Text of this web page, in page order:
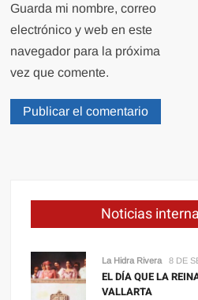
Guarda mi nombre, correo
electrónico y web en este
navegador para la próxima
vez que comente.
Noticias
La Hidra Rivera 8 DE
EL DÍA QUE LA
VALLARTA